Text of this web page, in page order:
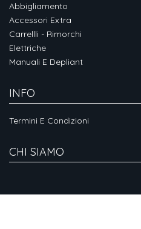
Abbigliamento
Accessori Extra
Carrellli - Rimorchi
Elettriche
Manuali E Depliant
INFO
Termini E Condizioni
CHI SIAMO